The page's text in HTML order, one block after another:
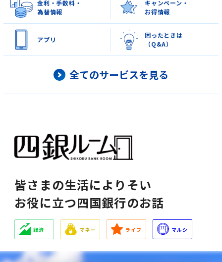
サービス一覧
法人のお客さま
採用情報
閉じる
皆さまの生活によりそい
お役に立つ四国銀行のお話
経済 マネー ライフ マルシ
金利・手数料・
為替情報
キャンペーン・
お得情報
アプリ
困ったときは
（Q&A）
全てのサービスを見る